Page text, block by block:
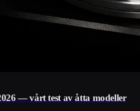
— vårt test av åtta modeller